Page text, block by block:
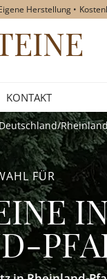
Herstellung
KONTAKT
/
FÜR